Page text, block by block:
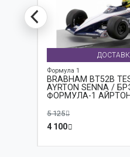
Формула 1
BRABHAM BT52B
AYRTON SENNA /
ФОРМУЛА-1
5 125
4 100